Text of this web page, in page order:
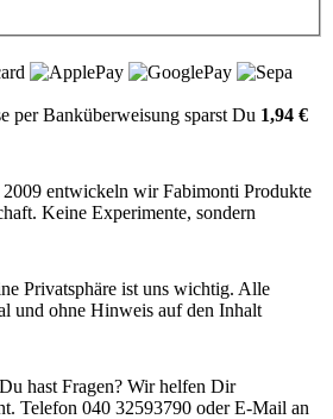
per Banküberweisung sparst Du 1,94 €
2009 entwickeln wir Fabimonti Produkte
Keine Experimente, sondern
Privatsphäre ist uns wichtig. Alle
und ohne Hinweis auf den Inhalt
hast Fragen? Wir helfen Dir
Telefon 040 32593790 oder E-Mail an